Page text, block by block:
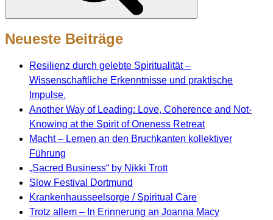
Neueste Beiträge
Resilienz durch gelebte Spiritualität –
Wissenschaftliche Erkenntnisse und praktische
Impulse.
Another Way of Leading: Love, Coherence and Not-
Knowing at the Spirit of Oneness Retreat
Macht – Lernen an den Bruchkanten kollektiver
Führung
„Sacred Business“ by Nikki Trott
Slow Festival Dortmund
Krankenhausseelsorge / Spiritual Care
Trotz allem – In Erinnerung an Joanna Macy